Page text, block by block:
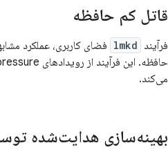
قاتل کم حافظه
فرآیند lmkd فضای کاربری، عملکرد
می‌کند.
بهینه‌سازی هدایت‌شده